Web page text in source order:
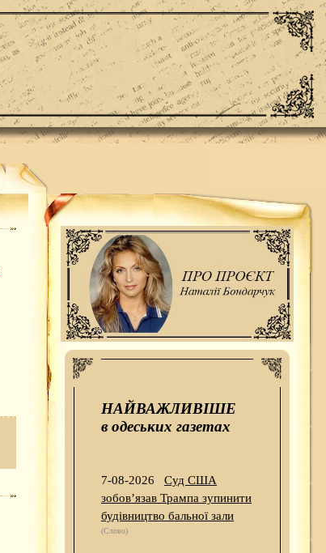
НАЙВАЖЛИВІШЕ
в одеських газетах
7-08-2026
Суд США
зобов’язав Трампа зупинити
будівництво бальної зали
(Слово)